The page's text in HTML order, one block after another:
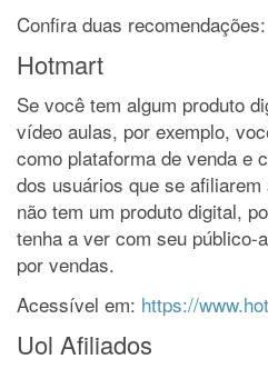
Confira duas recomendações:
Hotmart
Se você tem algum produto
vídeo aulas, por exemplo,
como plataforma de venda e
dos usuários que se
não tem um produto digital,
tenha a ver com seu público-
por vendas.
Acessível em: https://
Uol Afiliados